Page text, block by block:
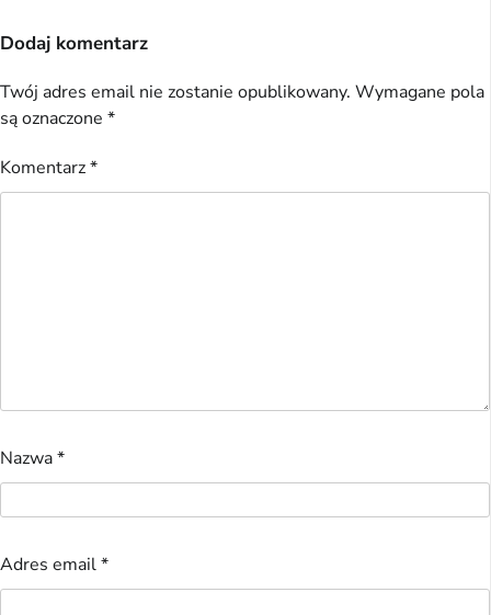
Dodaj komentarz
Twój adres email nie zostanie opublikowany. Wymagane pola
są oznaczone *
Komentarz*
Nazwa*
Adres email*